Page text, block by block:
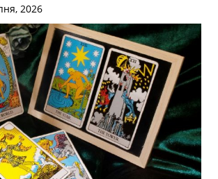
2026